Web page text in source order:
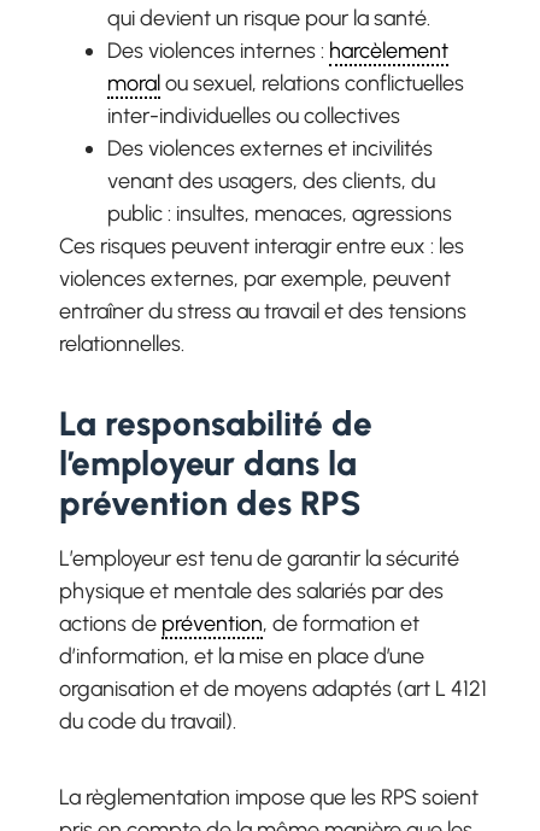
qui devient un risque pour la santé.
Des violences internes : harcèlement
moralou sexuel, relations conflictuelles
inter-individuelles ou collectives
Des violences externes et incivilités
venant des usagers, des clients, du
public : insultes, menaces, agressions
Ces risques peuvent interagir entre eux : les
violences externes, par exemple, peuvent
entraîner du stress au travail et des tensions
relationnelles.
La responsabilité de
l’employeur dans la
prévention des RPS
L’employeur est tenu de garantir la sécurité
physique et mentale des salariés par des
actions de prévention, de formation et
d’information, et la mise en place d’une
organisation et de moyens adaptés (art L 4121
du code du travail).
La règlementation impose que les RPS soient